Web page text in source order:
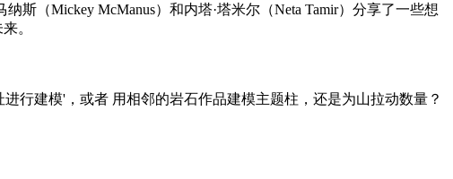
斯（Mickey McManus）和内塔·塔米尔（Neta Tamir）分享了一些想
。
行建模'，或者 用相邻的岩石作品建模主题柱，还是为山拉动数量？